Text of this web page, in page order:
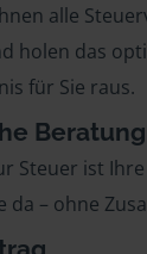
alle
holen das
für Sie raus.
Beratung
Steuer ist
da – ohne